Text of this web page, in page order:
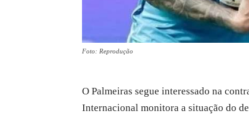
Foto: Reprodução
O Palmeiras segue interessado na
Internacional monitora a situação do